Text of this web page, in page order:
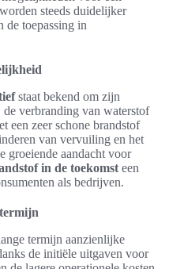
steeds duidelijker
de toepassing in
staat bekend om zijn
verbranding van waterstof
een zeer schone brandstof
van vervuiling en het
groeiende aandacht voor
in de toekomst een
als bedrijven.
termijn aanzienlijke
de initiële uitgaven voor